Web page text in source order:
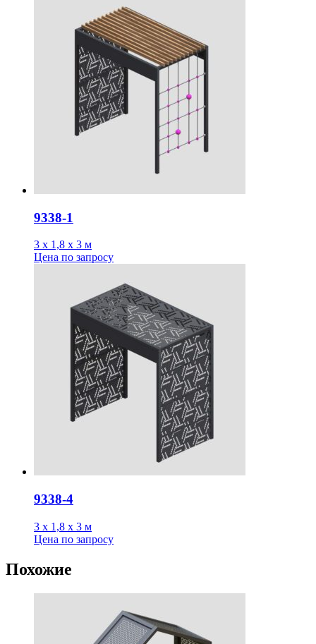
9338-1
3 х 1,8 х 3 м
Цена по запросу
9338-4
3 х 1,8 х 3 м
Цена по запросу
Похожие